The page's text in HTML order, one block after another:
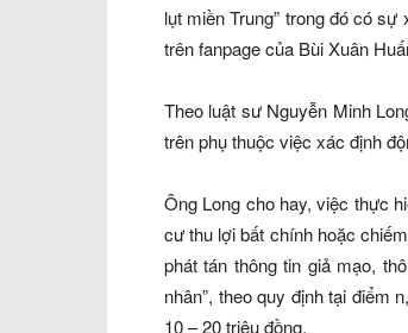
lụt miền Trung” trong đó có
trên fanpage của Bùi Xuân
Theo luật sư Nguyễn Minh
trên phụ thuộc việc xác định
Ông Long cho hay, việc thực
cư thu lợi bất chính hoặc
phát tán thông tin giả mạo,
nhân”, theo quy định tại điểm
10 – 20 triệu đồng.